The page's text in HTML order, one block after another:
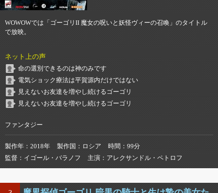
WOWOWでは「ゴーゴリII 魔女の呪いと妖怪ヴィーの召喚」のタイトル
で放映。
ネット上の声
命の選別できるのは神のみです
電気ショック療法は平賀源内だけではない
見えないお友達を増やし続けるゴーゴリ
見えないお友達を増やし続けるゴーゴリ
ファンタジー
製作年 2018年 製作国 ロシア 時間
99分
監督
イゴール・バラノフ 主演 アレクサンドル・ペトロフ